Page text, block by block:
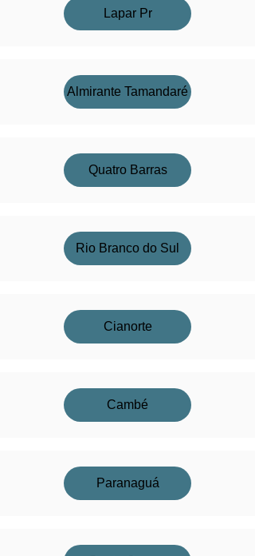
Lapar Pr
Almirante Tamandaré
Quatro Barras
Rio Branco do Sul
Cianorte
Cambé
Paranaguá